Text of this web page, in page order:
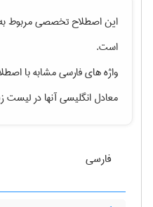
این اصطلاح تخصصی مربوط
است.
واژه های فارسی مشابه با
معادل انگلیسی آنها در
فارسی